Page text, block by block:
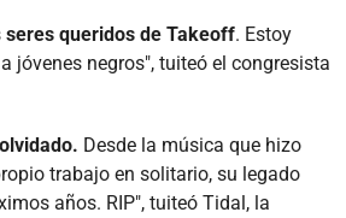
seres queridos de Takeoff. Estoy
jóvenes negros", tuiteó el congresista
Desde la música que hizo
trabajo en solitario, su legado
años. RIP", tuiteó Tidal, la